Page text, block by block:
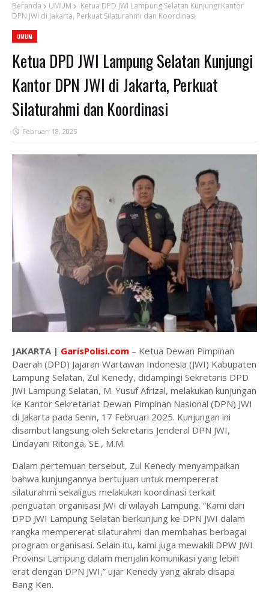
Beranda UMUM
Ketua DPD JWI Lampung Selatan Kunjungi Kantor
DPN JWI di Jakarta, Perkuat Silaturahmi dan Koordinasi
UMUM
Ketua DPD JWI Lampung Selatan Kunjungi
Kantor DPN JWI di Jakarta, Perkuat
Silaturahmi dan Koordinasi
Februari 18, 2025
JAKARTA | GarisPolisi.com – Ketua Dewan Pimpinan
Daerah (DPD) Jajaran Wartawan Indonesia (JWI) Kabupaten
Lampung Selatan, Zul Kenedy, didampingi Sekretaris DPD
JWI Lampung Selatan, M. Yusuf Afrizal, melakukan kunjungan
ke Kantor Sekretariat Dewan Pimpinan Nasional (DPN) JWI
di Jakarta pada Senin, 17 Februari 2025. Kunjungan ini
disambut langsung oleh Sekretaris Jenderal DPN JWI,
Lindayani Ritonga, SE., M.M.
Dalam pertemuan tersebut, Zul Kenedy menyampaikan
bahwa kunjungannya bertujuan untuk mempererat
silaturahmi sekaligus melakukan koordinasi terkait
penguatan organisasi JWI di wilayah Lampung. “Kami dari
DPD JWI Lampung Selatan berkunjung ke DPN JWI dalam
rangka mempererat silaturahmi dan membahas berbagai
program organisasi. Selain itu, kami juga mewakili DPW JWI
Provinsi Lampung dalam menjalin komunikasi yang lebih
erat dengan DPN JWI,” ujar Kenedy yang akrab disapa
Bang Ken.